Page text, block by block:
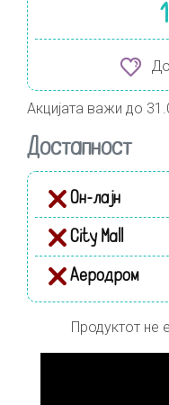
Акцијата важи до
Достапност
Он-лајн
City Mall
Аеродром
Продуктот не